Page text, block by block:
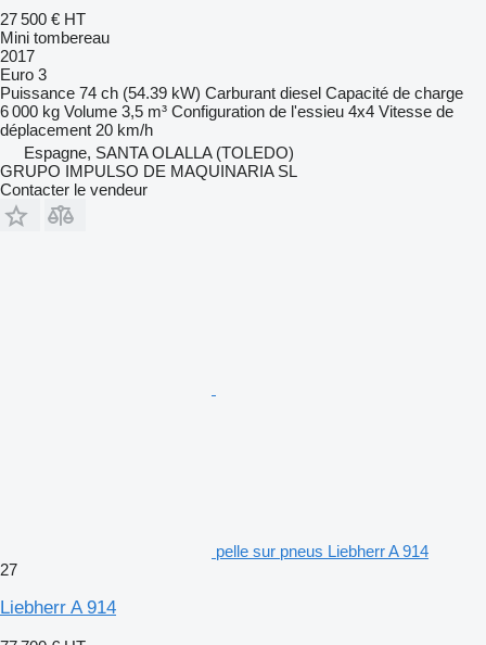
27 500 € HT
Mini tombereau
2017
Euro 3
Puissance 74 ch (54.39 kW) Carburant diesel Capacité de charge
6 000 kg Volume 3,5 m³ Configuration de l'essieu 4x4 Vitesse de
déplacement 20 km/h
Espagne, SANTA OLALLA (TOLEDO)
GRUPO IMPULSO DE MAQUINARIA SL
Contacter le vendeur
pelle sur pneus Liebherr A 914
27
Liebherr A 914